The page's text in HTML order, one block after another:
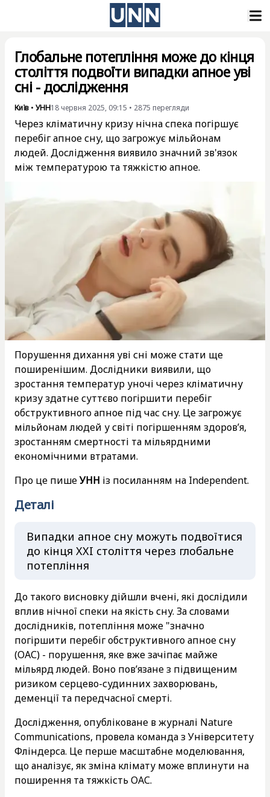
Глобальне потепління може до кінця
століття подвоїти випадки апное уві
сні - дослідження
Київ • УНН18 червня 2025, 09:15 • 2875 перегляди
Через кліматичну кризу нічна спека погіршує
перебіг апное сну, що загрожує мільйонам
людей. Дослідження виявило значний зв'язок
між температурою та тяжкістю апное.
Порушення дихання уві сні може стати ще
поширенішим. Дослідники виявили, що
зростання температур уночі через кліматичну
кризу здатне суттєво погіршити перебіг
обструктивного апное під час сну. Це загрожує
мільйонам людей у світі погіршенням здоров’я,
зростанням смертності та мільярдними
економічними втратами.
Про це пишеУНН із посиланням на Independent.
Деталі
Випадки апное сну можуть подвоїтися
до кінця XXI століття через глобальне
потепління
До такого висновку дійшли вчені, які дослідили
вплив нічної спеки на якість сну. За словами
дослідників, потепління може "значно
погіршити перебіг обструктивного апное сну
(ОАС) - порушення, яке вже зачіпає майже
мільярд людей. Воно пов’язане з підвищеним
ризиком серцево-судинних захворювань,
деменції та передчасної смерті.
Дослідження, опубліковане в журналі Nature
Communications, провела команда з Університету
Фліндерса. Це перше масштабне моделювання,
що аналізує, як зміна клімату може вплинути на
поширення та тяжкість ОАС.